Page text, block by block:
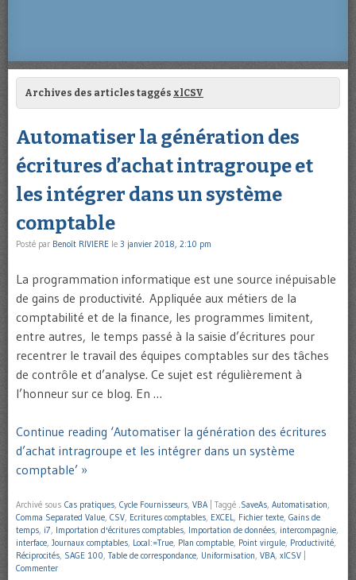
Archives des articles taggés xlCSV
Automatiser la génération des
écritures d’achat intragroupe et
les intégrer dans un système
comptable
Posté par Benoît RIVIERE le 3 janvier 2018, 2:10 pm
La programmation informatique est une source inépuisable
de gains de productivité. Appliquée aux métiers de la
comptabilité et de la finance, les programmes limitent,
entre autres, le temps passé à la saisie d’écritures pour
recentrer le travail des équipes comptables sur des tâches
de contrôle et d’analyse. Ce sujet est régulièrement à
l’honneur sur ce blog. En …
Continue reading ‘Automatiser la génération des écritures
d’achat intragroupe et les intégrer dans un système
comptable’ »
Archivé sous Cas pratiques, Cycle Fournisseurs, VBA Taggé .SaveAs, Automatisation,
Comma Separated Value, CSV, Ecritures comptables, EXCEL, Fichier texte, Gains de
temps, i7, Importation d'écritures comptables, Importation de données, intercompagnie,
interface, Journaux comptables, Local:=True, Plan comptable, Point virgule, Productivité,
Réciprocités, SAGE 100, Table de correspondance, Uniformisation, VBA, xlCSV
Commenter